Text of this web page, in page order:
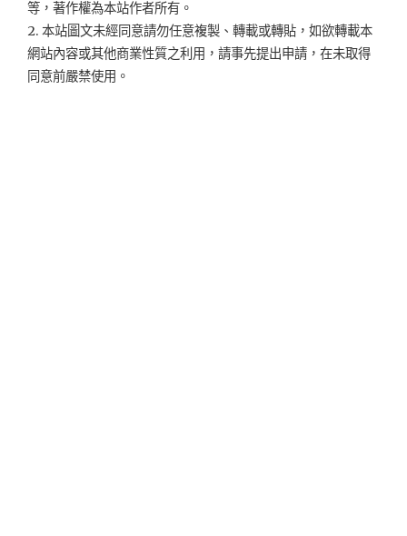
等，著作權為本站作者所有。
2. 本站圖文未經同意請勿任意複製、轉載或轉貼，如欲轉載本
網站內容或其他商業性質之利用，請事先提出申請，在未取得
同意前嚴禁使用。